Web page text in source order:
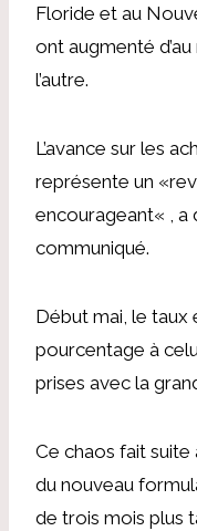
Floride et au
ont augmenté d’au
l’autre.
L’avance sur les
représente un «
encourageant« , a
communiqué.
Début mai, le taux
pourcentage à
prises avec la
Ce chaos fait
du nouveau
de trois mois plus